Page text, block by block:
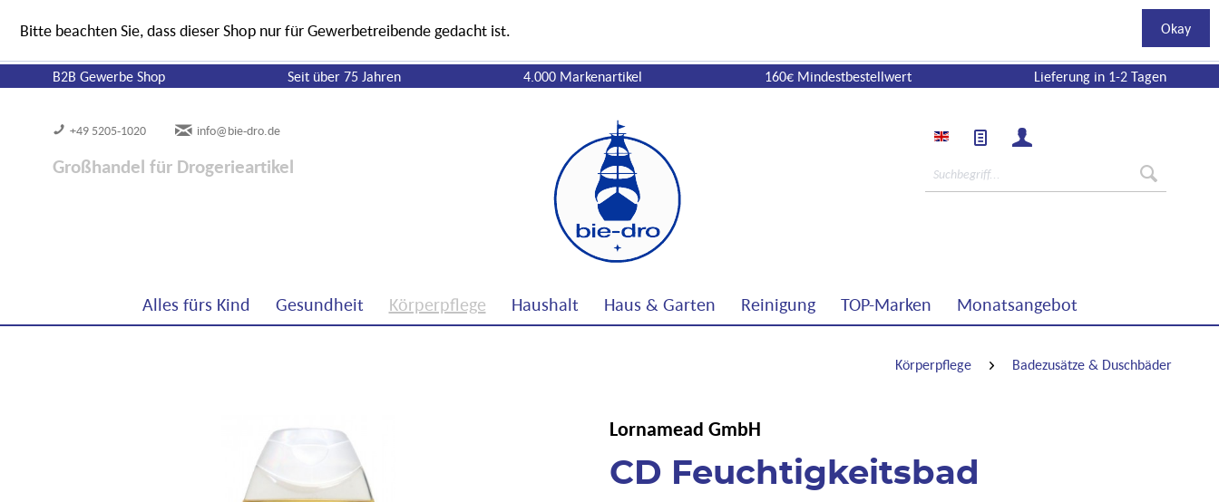
B2B Gewerbe Shop Seit über 75 Jahren 4.000 Markenartikel 160€ Mindestbestellwert Lieferung in 1-2 Tagen
+49 5205-1020 info@bie-dro.de
Großhandel für Drogerieartikel
Alles fürs Kind Gesundheit Körperpflege Haushalt Haus & Garten Reinigung TOP-Marken Monatsangebot
Körperpflege Badezusätze & Duschbäder
Lornamead GmbH
CD Feuchtigkeitsbad
Bitte beachten Sie, dass dieser Shop nur für Gewerbetreibende gedacht ist. Okay